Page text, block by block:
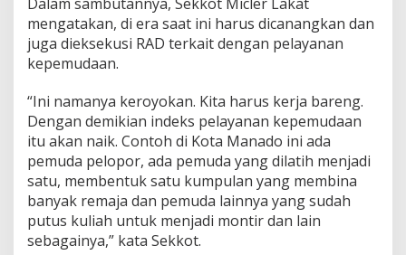
,
L
a
t
:
P
e
m
e
r
n
t
Dalam sambutannya, Sekkot Micler Lakat
mengatakan, di era saat ini harus dicanangkan dan
juga dieksekusi RAD terkait dengan pelayanan
kepemudaan.
“Ini namanya keroyokan. Kita harus kerja bareng.
Dengan demikian indeks pelayanan kepemudaan
itu akan naik. Contoh di Kota Manado ini ada
pemuda pelopor, ada pemuda yang dilatih menjadi
satu, membentuk satu kumpulan yang membina
banyak remaja dan pemuda lainnya yang sudah
putus kuliah untuk menjadi montir dan lain
sebagainya,” kata Sekkot.